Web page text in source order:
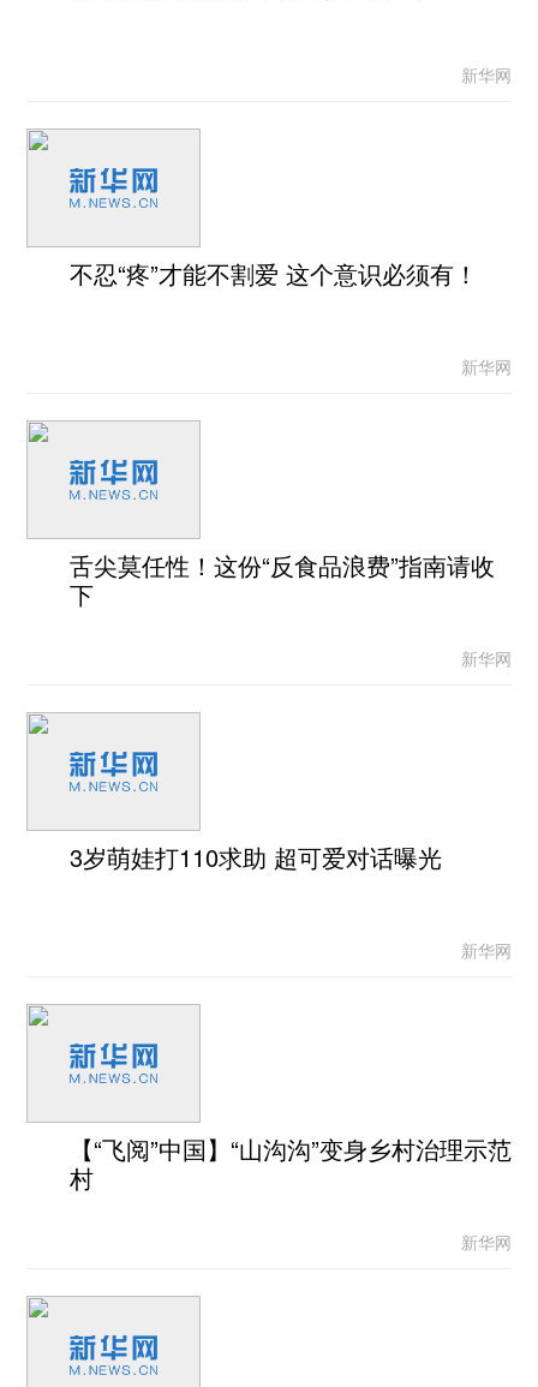
新华网
不忍“疼”才能不割爱 这个意识必须有！
新华网
舌尖莫任性！这份“反食品浪费”指南请收
下
新华网
3岁萌娃打110求助 超可爱对话曝光
新华网
【“飞阅”中国】“山沟沟”变身乡村治理示范
村
新华网